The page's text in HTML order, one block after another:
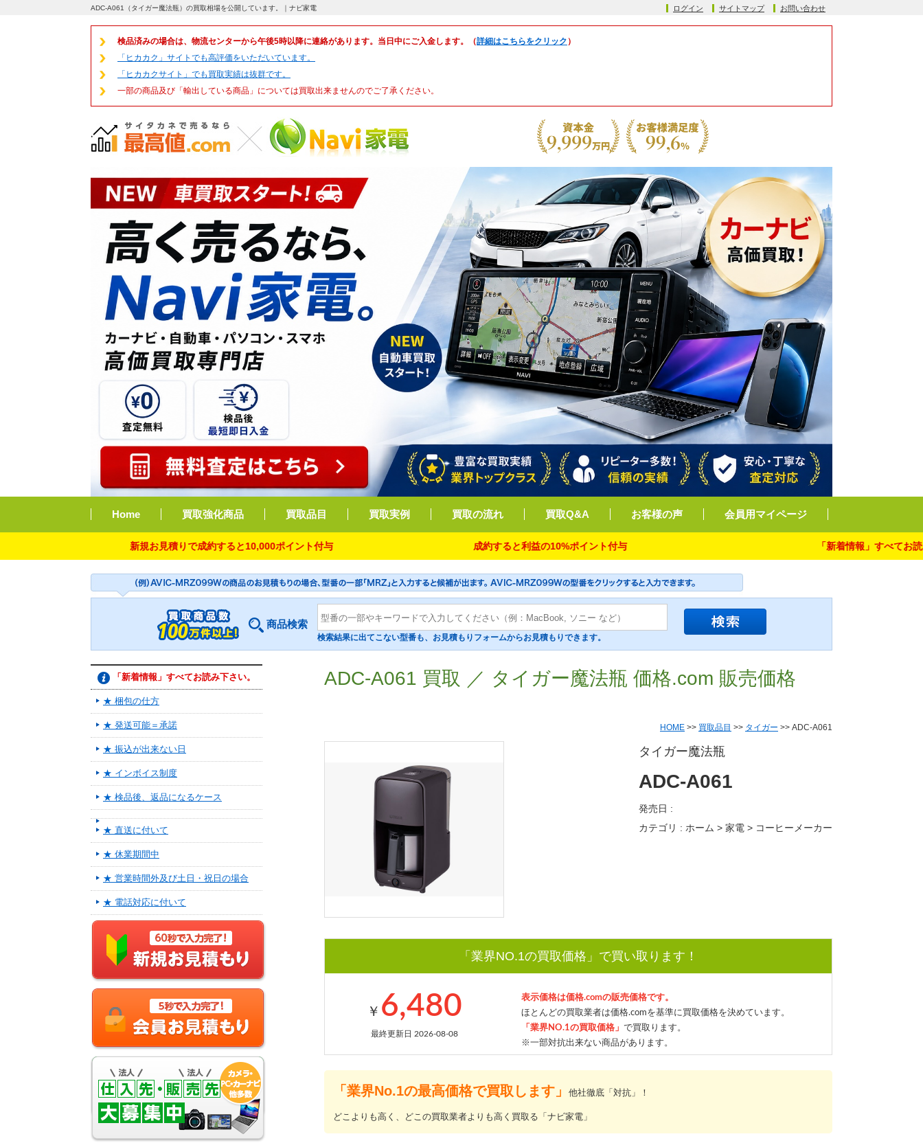
ADC-A061（タイガー魔法瓶）の買取相場を公開しています。｜ナビ家電 ログイン サイトマップ お問い合わせ
検品済みの場合は、物流センターから午後5時以降に連絡があります。当日中にご入金します。（詳細はこちらをクリック ）
「ヒカカク」サイトでも高評価をいただいています。
「ヒカカクサイト」でも買取実績は抜群です。
一部の商品及び「輸出している商品」については買取出来ませんのでご了承ください。
Home 買取強化商品 買取品目 買取実例 買取の流れ 買取Q&A お客様の声 会員用マイページ
新規お見積りで成約すると10,000ポイント付与 成約すると利益の10%ポイント付与 「新着情報」すべてお読み下さ
商品検索
検索結果に出てこない型番も、お見積もりフォームからお見積もりできます。
ADC-A061 買取 ／ タイガー魔法瓶 価格.com 販売価格
HOME >> 買取品目 >> タイガー >> ADC-A061
タイガー魔法瓶
ADC-A061
発売日 :
カテゴリ : ホーム > 家電 > コーヒーメーカー
「業界NO.1の買取価格」で買い取ります！
￥ 6,480
最終更新日 2026-08-08
表示価格は価格.comの販売価格です。
ほとんどの買取業者は価格.comを基準に買取価格を決めています。
「業界NO.1の買取価格」 で買取ります。
※一部対抗出来ない商品があります。
「業界No.1の最高価格で買取します」 他社徹底「対抗」！
どこよりも高く、どこの買取業者よりも高く買取る「ナビ家電」
「新着情報」すべてお読み下さい。
★ 梱包の仕方
★ 発送可能＝承諾
★ 振込が出来ない日
★ インボイス制度
★ 検品後、返品になるケース
★ 直送に付いて
★ 休業期間中
★ 営業時間外及び土日・祝日の場合
★ 電話対応に付いて